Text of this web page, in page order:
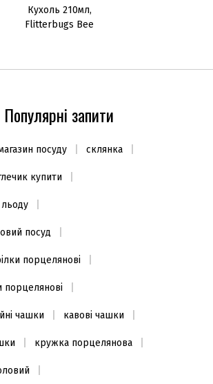
Кухоль 210мл,
Flitterbugs Bee
Популярні запити
посуду склянка
купити
льоду
посуд
порцелянові
порцелянові
чашки кавові чашки
кружка порцелянова